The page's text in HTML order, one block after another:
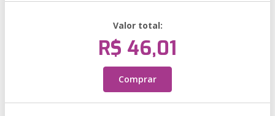
Valor total:
R$ 46,01
Comprar